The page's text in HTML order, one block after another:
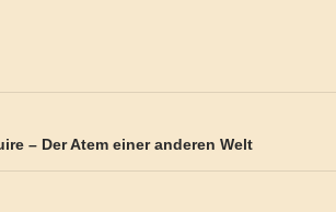
– Der Atem einer anderen Welt